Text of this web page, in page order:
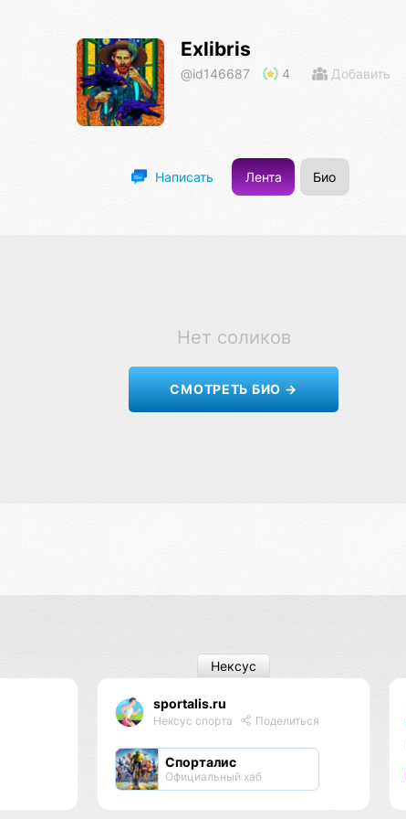
Exlibris
@id146687 4 Добавить
Написать Лента Био
Нет соликов
СМОТРЕТЬ БИО →
sportalis.ru
Нексус спорта Поделиться
Спорталис
Официальный хаб
Нексус